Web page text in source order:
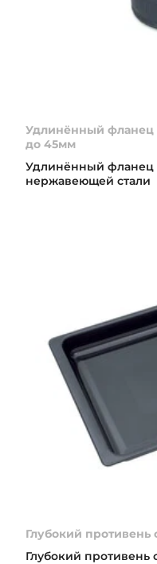
Удлинённый фланец
до 45мм
Удлинённый фланец
нержавеющей стали
Глубокий
Глубокий